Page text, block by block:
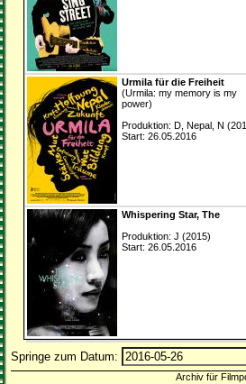
Urmila für die Freiheit
(Urmila: my memory is my
power)
Produktion: D, Nepal, N
Start: 26.05.2016
Whispering Star, The
Produktion: J (2015)
Start: 26.05.2016
Springe zum Datum:
Archiv für